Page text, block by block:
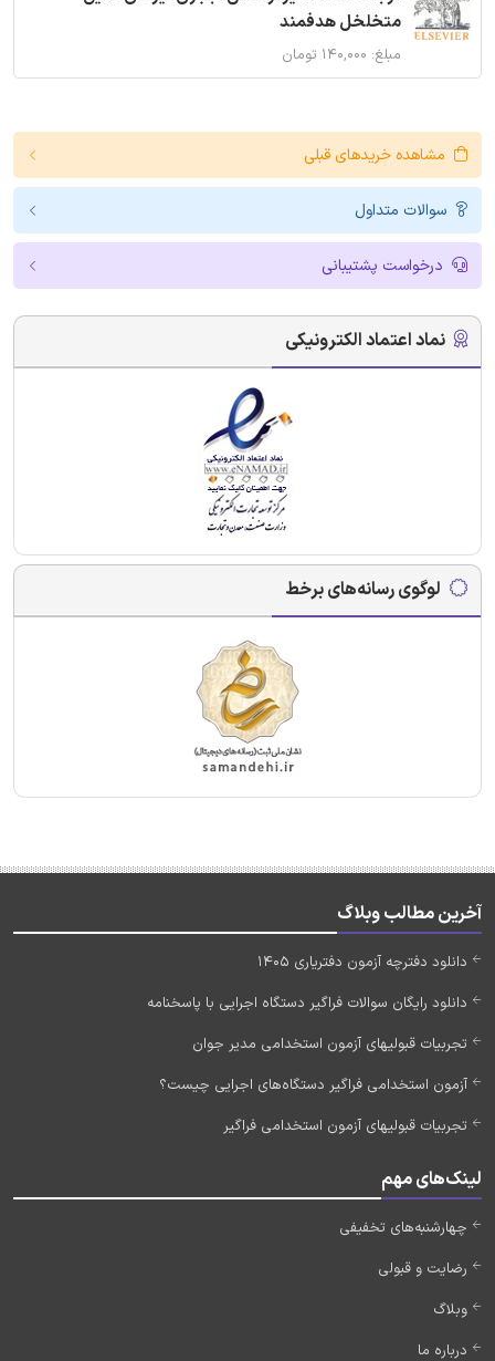
متخلخل هدفمند
مبلغ: ۱۴۰,۰۰۰ تومان
مشاهده خریدهای قبلی
سوالات متداول
درخواست پشتیبانی
نماد اعتماد الکترونیکی
لوگوی رسانه‌های برخط
آخرین مطالب وبلاگ
دانلود دفترچه آزمون دفتریاری 1405
دانلود رایگان سوالات فراگیر دستگاه اجرایی با پاسخنامه
تجربیات قبولیهای آزمون استخدامی مدیر جوان
آزمون استخدامی فراگیر دستگاه‌های اجرایی چیست؟
تجربیات قبولیهای آزمون استخدامی فراگیر
لینک‌های مهم
چهارشنبه‌های تخفیفی
رضایت و قبولی
وبلاگ
درباره ما